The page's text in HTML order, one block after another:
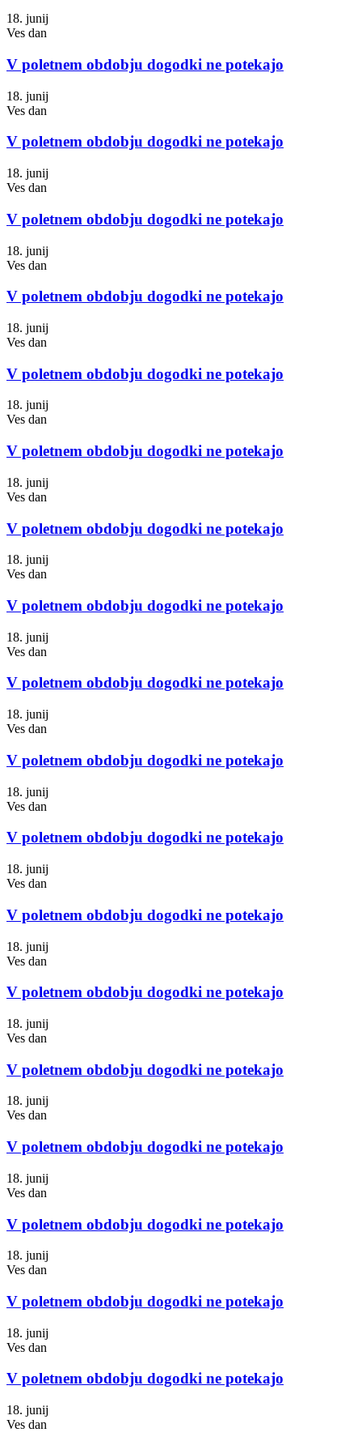
18. junij
Ves dan
V poletnem obdobju dogodki ne potekajo
18. junij
Ves dan
V poletnem obdobju dogodki ne potekajo
18. junij
Ves dan
V poletnem obdobju dogodki ne potekajo
18. junij
Ves dan
V poletnem obdobju dogodki ne potekajo
18. junij
Ves dan
V poletnem obdobju dogodki ne potekajo
18. junij
Ves dan
V poletnem obdobju dogodki ne potekajo
18. junij
Ves dan
V poletnem obdobju dogodki ne potekajo
18. junij
Ves dan
V poletnem obdobju dogodki ne potekajo
18. junij
Ves dan
V poletnem obdobju dogodki ne potekajo
18. junij
Ves dan
V poletnem obdobju dogodki ne potekajo
18. junij
Ves dan
V poletnem obdobju dogodki ne potekajo
18. junij
Ves dan
V poletnem obdobju dogodki ne potekajo
18. junij
Ves dan
V poletnem obdobju dogodki ne potekajo
18. junij
Ves dan
V poletnem obdobju dogodki ne potekajo
18. junij
Ves dan
V poletnem obdobju dogodki ne potekajo
18. junij
Ves dan
V poletnem obdobju dogodki ne potekajo
18. junij
Ves dan
V poletnem obdobju dogodki ne potekajo
18. junij
Ves dan
V poletnem obdobju dogodki ne potekajo
18. junij
Ves dan